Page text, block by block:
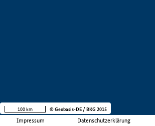
Impressum Datenschutzerklärung
100 km © Geobasis-DE / BKG 2015